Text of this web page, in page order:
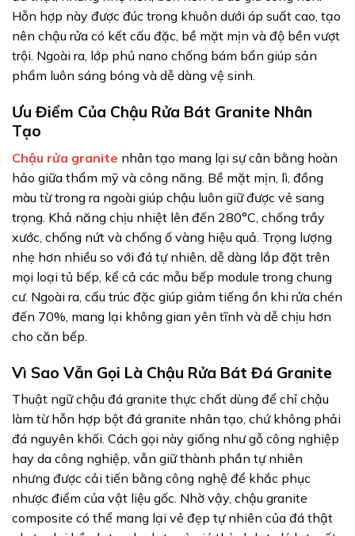
Hỗn hợp này được đúc trong khuôn dưới áp suất cao, tạo
nên chậu rửa có kết cấu đặc, bề mặt mịn và độ bền vượt
trội. Ngoài ra, lớp phủ nano chống bám bẩn giúp sản
phẩm luôn sáng bóng và dễ dàng vệ sinh.
Ưu Điểm Của Chậu Rửa Bát Granite Nhân
Tạo
Chậu rửa granite nhân tạo mang lại sự cân bằng hoàn
hảo giữa thẩm mỹ và công năng. Bề mặt mịn, lì, đồng
màu từ trong ra ngoài giúp chậu luôn giữ được vẻ sang
trọng. Khả năng chịu nhiệt lên đến 280°C, chống trầy
xước, chống nứt và chống ố vàng hiệu quả. Trọng lượng
nhẹ hơn nhiều so với đá tự nhiên, dễ dàng lắp đặt trên
mọi loại tủ bếp, kể cả các mẫu bếp module trong chung
cư. Ngoài ra, cấu trúc đặc giúp giảm tiếng ồn khi rửa chén
đến 70%, mang lại không gian yên tĩnh và dễ chịu hơn
cho căn bếp.
Vì Sao Vẫn Gọi Là Chậu Rửa Bát Đá Granite
Thuật ngữ chậu đá granite thực chất dùng để chỉ chậu
làm từ hỗn hợp bột đá granite nhân tạo, chứ không phải
đá nguyên khối. Cách gọi này giống như gỗ công nghiệp
hay da công nghiệp, vẫn giữ thành phần tự nhiên
nhưng được cải tiến bằng công nghệ để khắc phục
nhược điểm của vật liệu gốc. Nhờ vậy, chậu granite
composite có thể mang lại vẻ đẹp tự nhiên của đá thật